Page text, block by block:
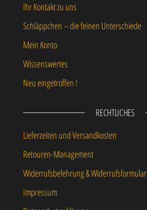
Ihr Kontakt zu uns
Schläppchen – die feinen Unterschiede
Mein Konto
Wissenswertes
Neu eingetroffen !
RECHTLICHES
Lieferzeiten und Versandkosten
Retouren-Management
Widerrufsbelehrung & Widerrufsformular
Impressum